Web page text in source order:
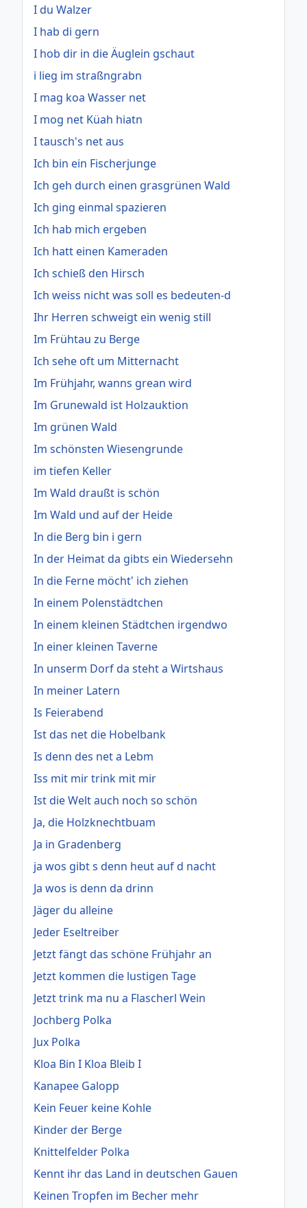
I du Walzer
I hab di gern
I hob dir in die Äuglein gschaut
i lieg im straßngrabn
I mag koa Wasser net
I mog net Küah hiatn
I tausch's net aus
Ich bin ein Fischerjunge
Ich geh durch einen grasgrünen Wald
Ich ging einmal spazieren
Ich hab mich ergeben
Ich hatt einen Kameraden
Ich schieß den Hirsch
Ich weiss nicht was soll es bedeuten-d
Ihr Herren schweigt ein wenig still
Im Frühtau zu Berge
Ich sehe oft um Mitternacht
Im Frühjahr, wanns grean wird
Im Grunewald ist Holzauktion
Im grünen Wald
Im schönsten Wiesengrunde
im tiefen Keller
Im Wald draußt is schön
Im Wald und auf der Heide
In die Berg bin i gern
In der Heimat da gibts ein Wiedersehn
In die Ferne möcht' ich ziehen
In einem Polenstädtchen
In einem kleinen Städtchen irgendwo
In einer kleinen Taverne
In unserm Dorf da steht a Wirtshaus
In meiner Latern
Is Feierabend
Ist das net die Hobelbank
Is denn des net a Lebm
Iss mit mir trink mit mir
Ist die Welt auch noch so schön
Ja, die Holzknechtbuam
Ja in Gradenberg
ja wos gibt s denn heut auf d nacht
Ja wos is denn da drinn
Jäger du alleine
Jeder Eseltreiber
Jetzt fängt das schöne Frühjahr an
Jetzt kommen die lustigen Tage
Jetzt trink ma nu a Flascherl Wein
Jochberg Polka
Jux Polka
Kloa Bin I Kloa Bleib I
Kanapee Galopp
Kein Feuer keine Kohle
Kinder der Berge
Knittelfelder Polka
Kennt ihr das Land in deutschen Gauen
Keinen Tropfen im Becher mehr